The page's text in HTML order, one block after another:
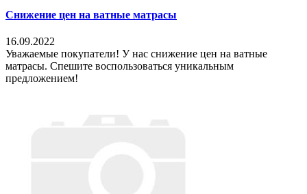
Снижение цен на ватные матрасы
16.09.2022
Уважаемые покупатели! У нас снижение цен на ватные
матрасы. Спешите воспользоваться уникальным
предложением!